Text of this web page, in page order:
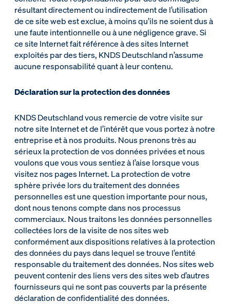
résultant directement ou indirectement de l’utilisation
de ce site web est exclue, à moins qu’ils ne soient dus à
une faute intentionnelle ou à une négligence grave. Si
ce site Internet fait référence à des sites Internet
exploités par des tiers, KNDS Deutschland n’assume
aucune responsabilité quant à leur contenu.
Déclaration sur la protection des données
KNDS Deutschland vous remercie de votre visite sur
notre site Internet et de l’intérêt que vous portez à notre
entreprise et à nos produits. Nous prenons très au
sérieux la protection de vos données privées et nous
voulons que vous vous sentiez à l’aise lorsque vous
visitez nos pages Internet. La protection de votre
sphère privée lors du traitement des données
personnelles est une question importante pour nous,
dont nous tenons compte dans nos processus
commerciaux. Nous traitons les données personnelles
collectées lors de la visite de nos sites web
conformément aux dispositions relatives à la protection
des données du pays dans lequel se trouve l’entité
responsable du traitement des données. Nos sites web
peuvent contenir des liens vers des sites web d’autres
fournisseurs qui ne sont pas couverts par la présente
déclaration de confidentialité des données.